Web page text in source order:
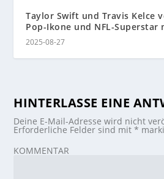
Taylor Swift und Travis Kelce
Pop-Ikone und NFL-Superstar
2025-08-27
HINTERLASSE EINE
Deine E-Mail-Adresse wird nicht
Erforderliche Felder sind mit*
KOMMENTAR